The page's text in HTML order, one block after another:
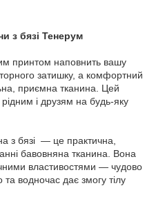
з бязі Тенерум
принтом наповнить вашу
затишку, а комфортний
приємна тканина. Цей
і друзям на будь-яку
з бязі — це практична,
бавовняна тканина. Вона
властивостями — чудово
водночас дає змогу тілу